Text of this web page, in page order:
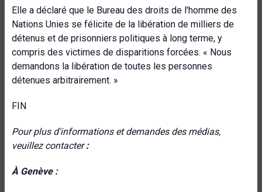
Elle a déclaré que le Bureau des droits de l'homme des
Nations Unies se félicite de la libération de milliers de
détenus et de prisonniers politiques à long terme, y
compris des victimes de disparitions forcées. « Nous
demandons la libération de toutes les personnes
détenues arbitrairement. »
FIN
Pour plus d'informations et demandes des médias,
veuillez contacter:
À Genève :